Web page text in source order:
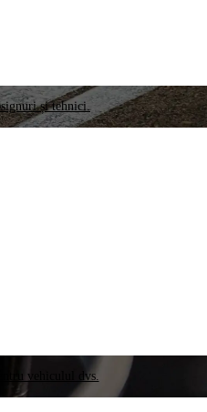
și tehnici.
vehiculul dvs.